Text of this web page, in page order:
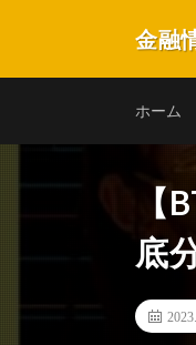
金融
ホーム
【
底